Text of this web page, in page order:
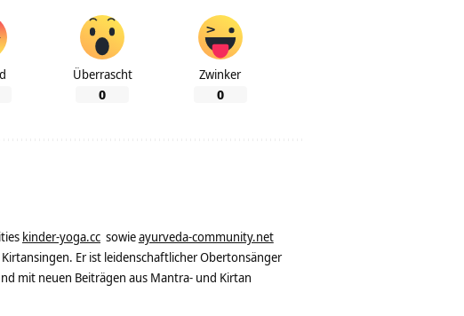
Überrascht
0
Zwinker
0
kinder-yoga.cc sowieayurveda-community.net
Er ist leidenschaftlicher Obertonsänger
mit neuen Beiträgen aus Mantra- und Kirtan